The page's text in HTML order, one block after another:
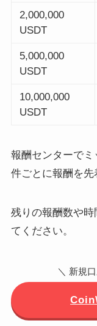
2,000,000
USDT
5,000,000
USDT
10,000,000
USDT
報酬センターで
件ごとに報酬を先
残りの報酬数や
てください。
＼ 新規